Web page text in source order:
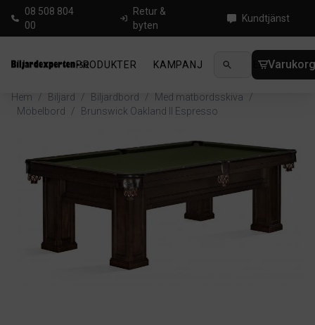
08 508 804
00
Retur &
byten
Kundtjänst
PRODUKTER KAMPANJ NYHETER
Hem / Biljard / Biljardbord / Med matbordsskiva
/
Möbelbord
/ Brunswick Oakland II Espresso